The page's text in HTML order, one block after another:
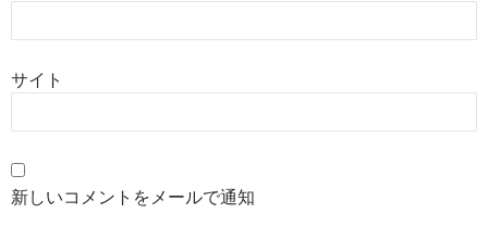
サイト
新しいコメントをメールで通知